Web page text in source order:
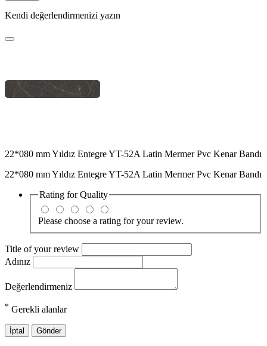
Kendi değerlendirmenizi yazın
22*080 mm Yıldız Entegre YT-52A Latin Mermer Pvc Kenar Bandı
22*080 mm Yıldız Entegre YT-52A Latin Mermer Pvc Kenar Bandı
Rating forQuality
Please choose a rating for your review.
Title of your review
Adınız
Değerlendirmeniz
* Gerekli alanlar
İptal Gönder